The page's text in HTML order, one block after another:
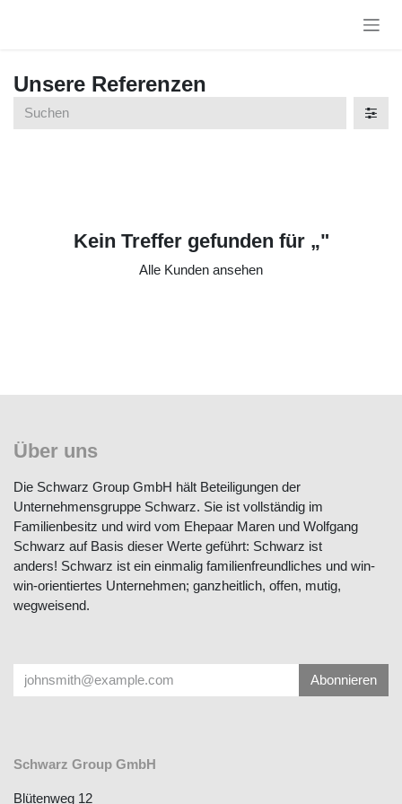
Unsere Referenzen
Kein Treffer gefunden für „"
Alle Kunden ansehen
Über uns
Die Schwarz Group GmbH hält Beteiligungen der
Unternehmensgruppe Schwarz. Sie ist vollständig im
Familienbesitz und wird vom Ehepaar Maren und Wolfgang
Schwarz auf Basis dieser Werte geführt: Schwarz ist
anders! Schwarz ist ein einmalig familienfreundliches und
win-win-orientiertes Unternehmen; ganzheitlich, offen,
mutig, wegweisend.
Abonnieren
Schwarz Group GmbH
Blütenweg 12